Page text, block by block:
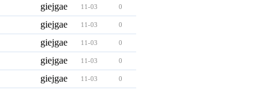
giejgae 11-03 0
giejgae 11-03 0
giejgae 11-03 0
giejgae 11-03 0
giejgae 11-03 0